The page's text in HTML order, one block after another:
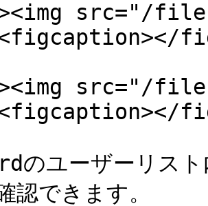
src="/files/
src="/files/
のユーザーリス
認できます。